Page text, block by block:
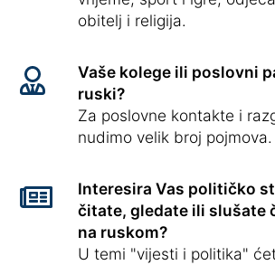
obitelj i religija.
Vaše kolege ili poslovni
ruski?
Za poslovne kontakte i
nudimo velik broj pojmova.
Interesira Vas političko
čitate, gledate ili slušate
na ruskom?
U temi "vijesti i politika"